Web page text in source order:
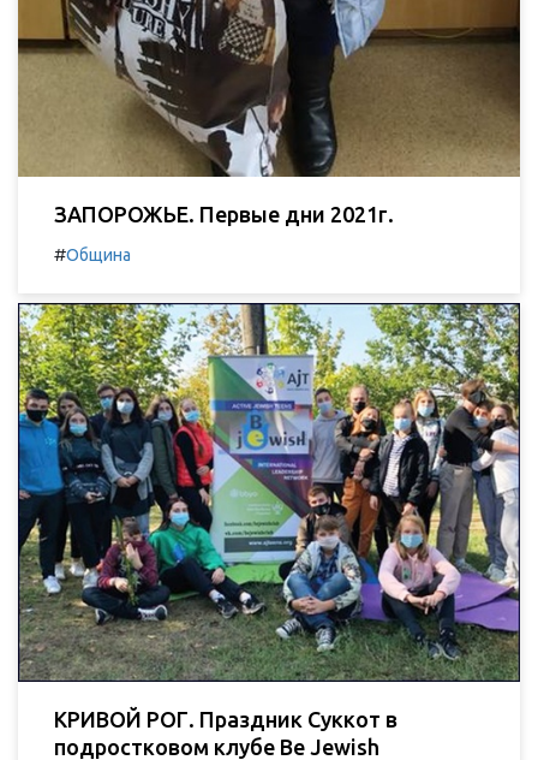
ЗАПОРОЖЬЕ. Первые дни 2021г.
#Община
КРИВОЙ РОГ. Праздник Суккот в
подростковом клубе Be Jewish